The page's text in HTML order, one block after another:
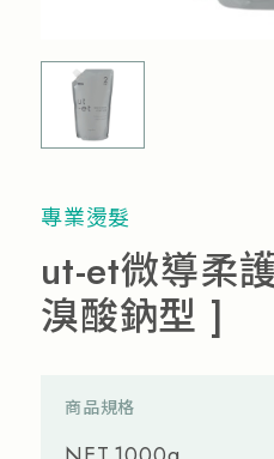
專業燙髮
ut-et微導柔
溴酸鈉型 ]
商品規格